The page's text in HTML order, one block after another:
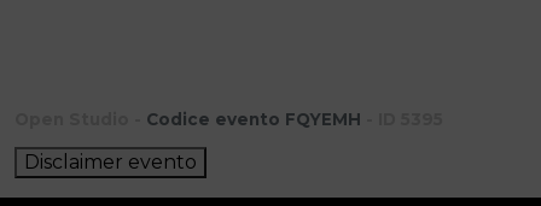
Codice evento FQYEMH
Disclaimer evento